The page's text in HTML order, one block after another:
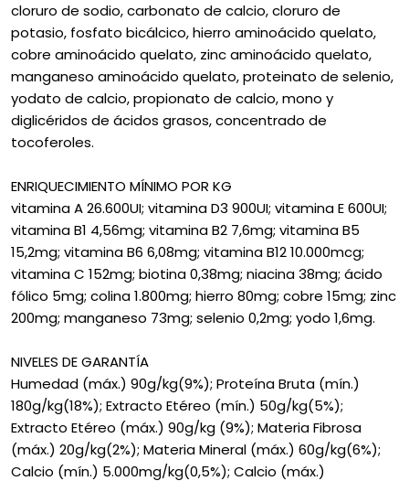
cloruro de sodio, carbonato de calcio, cloruro de
potasio, fosfato bicálcico, hierro aminoácido quelato,
cobre aminoácido quelato, zinc aminoácido quelato,
manganeso aminoácido quelato, proteinato de selenio,
yodato de calcio, propionato de calcio, mono y
diglicéridos de ácidos grasos, concentrado de
tocoferoles.
ENRIQUECIMIENTO MÍNIMO POR KG
vitamina A 26.600UI; vitamina D3 900UI; vitamina E 600UI;
vitamina B1 4,56mg; vitamina B2 7,6mg; vitamina B5
15,2mg; vitamina B6 6,08mg; vitamina B12 10.000mcg;
vitamina C 152mg; biotina 0,38mg; niacina 38mg; ácido
fólico 5mg; colina 1.800mg; hierro 80mg; cobre 15mg; zinc
200mg; manganeso 73mg; selenio 0,2mg; yodo 1,6mg.
NIVELES DE GARANTÍA
Humedad (máx.) 90g/kg(9%); Proteína Bruta (mín.)
180g/kg(18%); Extracto Etéreo (mín.) 50g/kg(5%);
Extracto Etéreo (máx.) 90g/kg (9%); Materia Fibrosa
(máx.) 20g/kg(2%); Materia Mineral (máx.) 60g/kg(6%);
Calcio (mín.) 5.000mg/kg(0,5%); Calcio (máx.)